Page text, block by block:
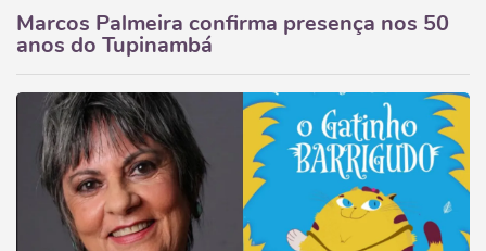
Marcos Palmeira confirma presença nos 50
anos do Tupinambá